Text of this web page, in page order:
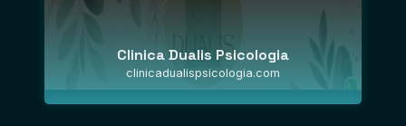
Clinica Dualis Psicologia
clinicadualispsicologia.com